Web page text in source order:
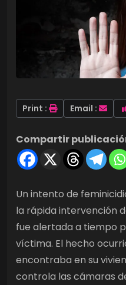
Print : Email :
Compartir
Un intento de
la rápida intervención
fue alertada a tiempo
víctima. El hecho
encontraba en su
controla las cámaras